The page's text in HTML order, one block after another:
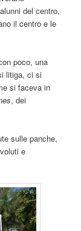
del centro,
il centro e le
poco, una
litiga, ci si
si faceva in
, dei
sulle panche,
e